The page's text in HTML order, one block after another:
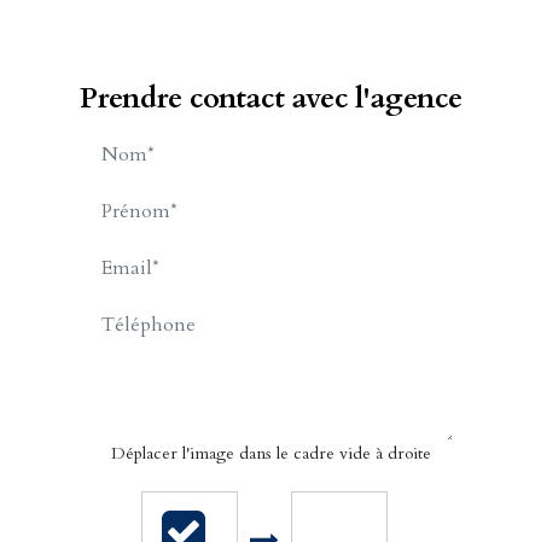
BILLET Geraldine
Prendre contact avec l'agence
Déplacer l'image dans le cadre vide à droite